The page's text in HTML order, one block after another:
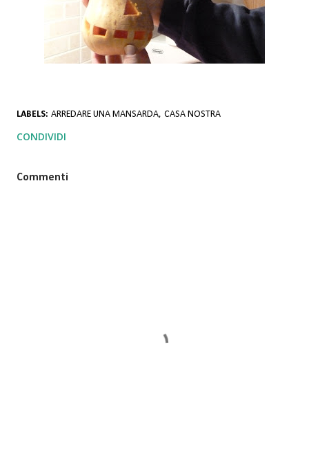
LABELS: ARREDARE UNA MANSARDA CASA NOSTRA
CONDIVIDI
Commenti